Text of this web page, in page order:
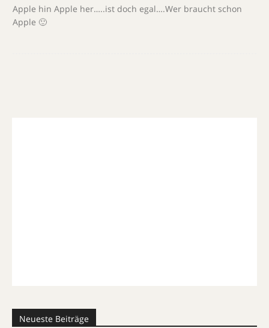
Apple hin Apple her…..ist doch egal….Wer braucht schon
Apple 🙂
Neueste Beiträge